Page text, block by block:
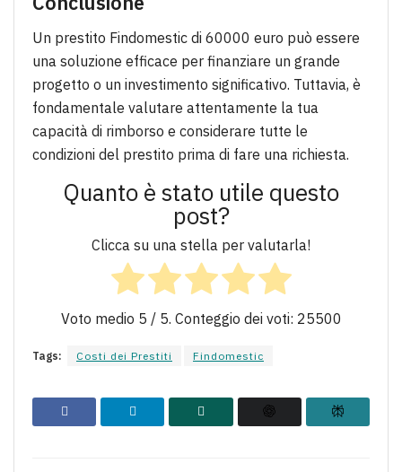
Un prestito Findomestic di 60000 euro può essere
una soluzione efficace per finanziare un grande
progetto o un investimento significativo. Tuttavia, è
fondamentale valutare attentamente la tua
capacità di rimborso e considerare tutte le
condizioni del prestito prima di fare una richiesta.
Quanto è stato utile questo
post?
Clicca su una stella per valutarla!
Voto medio 5 / 5. Conteggio dei voti: 25500
Tags: Costi dei Prestiti Findomestic